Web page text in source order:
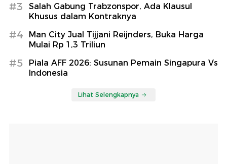
#3
Salah Gabung Trabzonspor, Ada Klausul
Khusus dalam Kontraknya
#4
Man City Jual Tijjani Reijnders, Buka Harga
Mulai Rp 1,3 Triliun
#5
Piala AFF 2026: Susunan Pemain Singapura Vs
Indonesia
Lihat Selengkapnya